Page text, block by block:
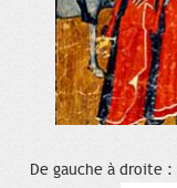
De gauche à droite :